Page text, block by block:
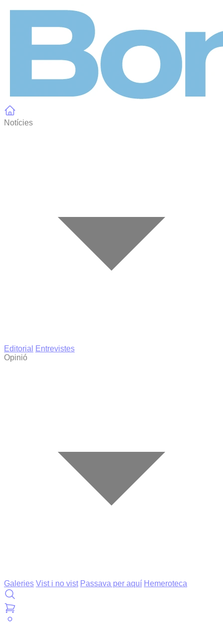
Notícies
Editorial
Entrevistes
Opinió
Galeries Vist i no vist Passava per aquí Hemeroteca